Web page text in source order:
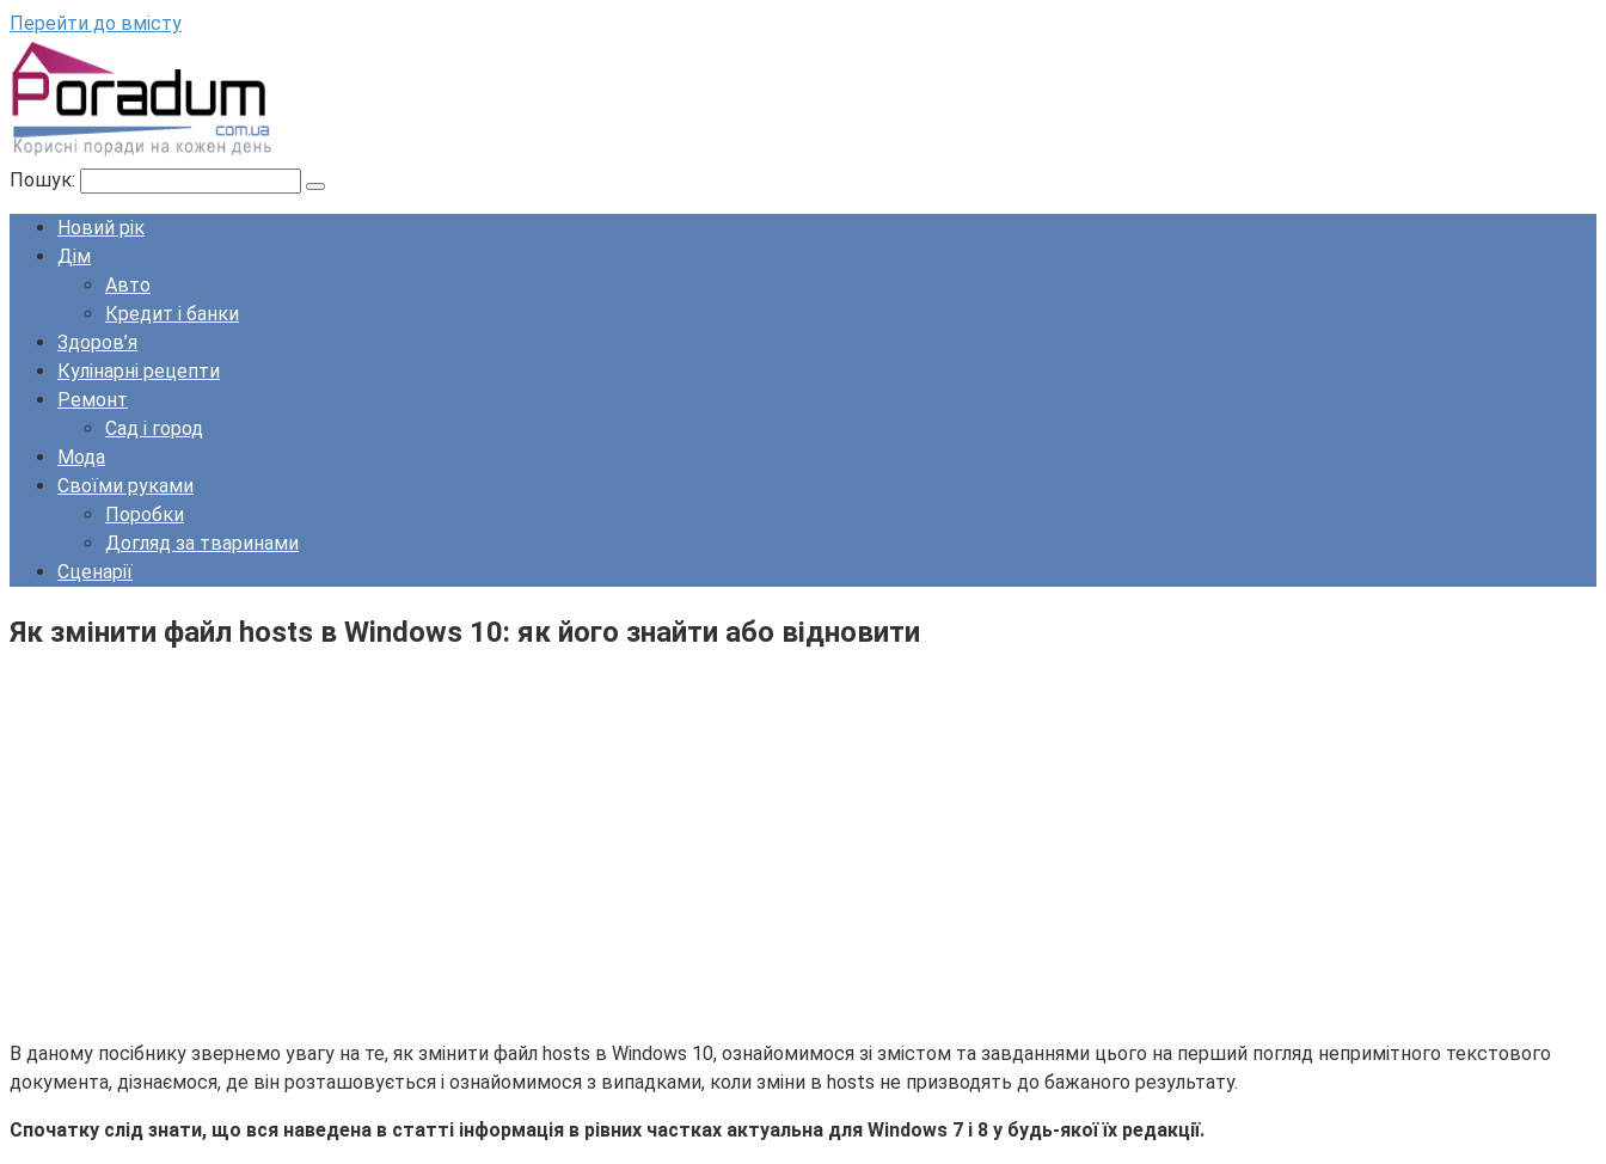
Перейти до вмісту
Пошук:
Новий рік
Дім
Авто
Кредит і банки
Здоров’я
Кулінарні рецепти
Ремонт
Сад і город
Мода
Своїми руками
Поробки
Догляд за тваринами
Сценарії
Як змінити файл hosts в Windows 10: як його знайти або відновити
В даному посібнику звернемо увагу на те, як змінити файл hosts в Windows 10, ознайомимося зі змістом та завданнями цього на перший погляд непримітного текстового
документа, дізнаємося, де він розташовується і ознайомимося з випадками, коли зміни в hosts не призводять до бажаного результату.
Спочатку слід знати, що вся наведена в статті інформація в рівних частках актуальна для Windows 7 і 8 у будь-якої їх редакції.